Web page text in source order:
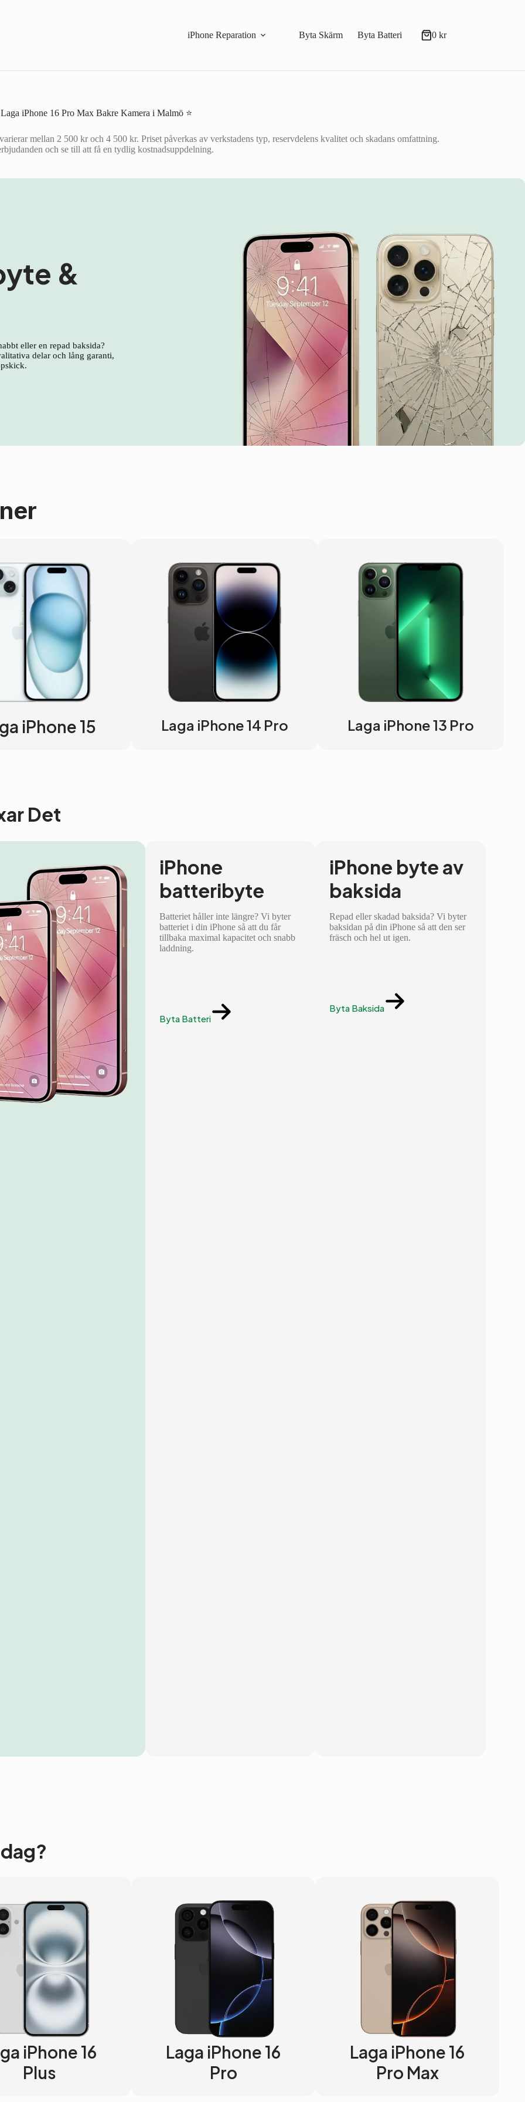
iPhone Reparation
Byta Skärm Byta Batteri Varukorg
0 kr
Laga iPhone 16 Pro Max Bakre Kamera i Malmö ⭐
mellan 2 500 kr och 4 500 kr. Priset påverkas av verkstadens typ, reservdelens kvalitet och skadans omfattning.
och se till att få en tydlig kostnadsuppdelning.
&
eller en repad baksida?
delar och lång garanti,
iPhone 15 Laga iPhone 14 Pro Laga iPhone 13 Pro
Det
iPhone
batteribyte
Batteriet håller inte längre? Vi byter
batteriet i din iPhone så att du får
tillbaka maximal kapacitet och snabb
laddning.
Byta Batteri
iPhone byte av
baksida
Repad eller skadad baksida? Vi byter
baksidan på din iPhone så att den ser
fräsch och hel ut igen.
Byta Baksida
iPhone 16
Plus
Laga iPhone 16
Pro
Laga iPhone 16
Pro Max